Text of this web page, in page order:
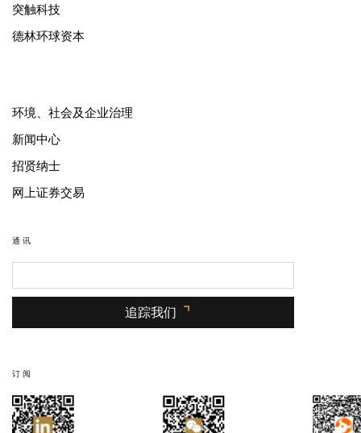
突触科技
德林环球资本
环境、社会及企业治理
新闻中心
招贤纳士
网上证券交易
通讯
追踪我们
订阅